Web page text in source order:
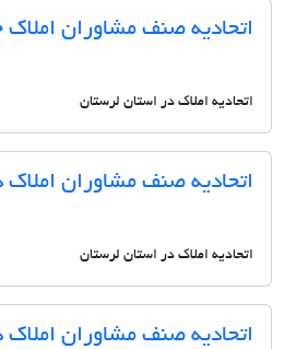
اتحادیه صنف مشاوران املاک
اتحادیه املاک در استان لرستان
اتحادیه صنف مشاوران املاک
اتحادیه املاک در استان لرستان
اتحادیه صنف مشاوران املاک